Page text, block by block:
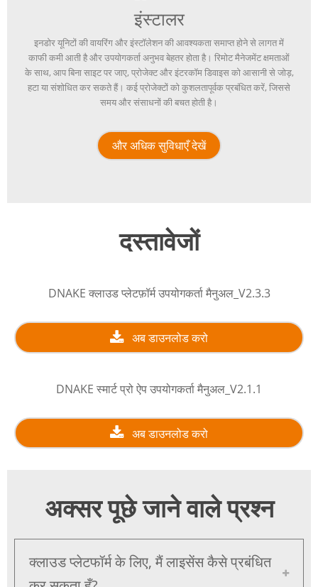
इंस्टालर
इनडोर यूनिटों की वायरिंग और इंस्टॉलेशन की आवश्यकता समाप्त होने से लागत में
काफी कमी आती है और उपयोगकर्ता अनुभव बेहतर होता है। रिमोट मैनेजमेंट क्षमताओं
के साथ, आप बिना साइट पर जाए, प्रोजेक्ट और इंटरकॉम डिवाइस को आसानी से जोड़,
हटा या संशोधित कर सकते हैं। कई प्रोजेक्टों को कुशलतापूर्वक प्रबंधित करें, जिससे
समय और संसाधनों की बचत होती है।
और अधिक सुविधाएँ देखें
दस्तावेजों
DNAKE क्लाउड प्लेटफ़ॉर्म उपयोगकर्ता मैनुअल_V2.3.3
अब डाउनलोड करो
DNAKE स्मार्ट प्रो ऐप उपयोगकर्ता मैनुअल_V2.1.1
अब डाउनलोड करो
अक्सर पूछे जाने वाले प्रश्न
क्लाउड प्लेटफॉर्म के लिए, मैं लाइसेंस कैसे प्रबंधित